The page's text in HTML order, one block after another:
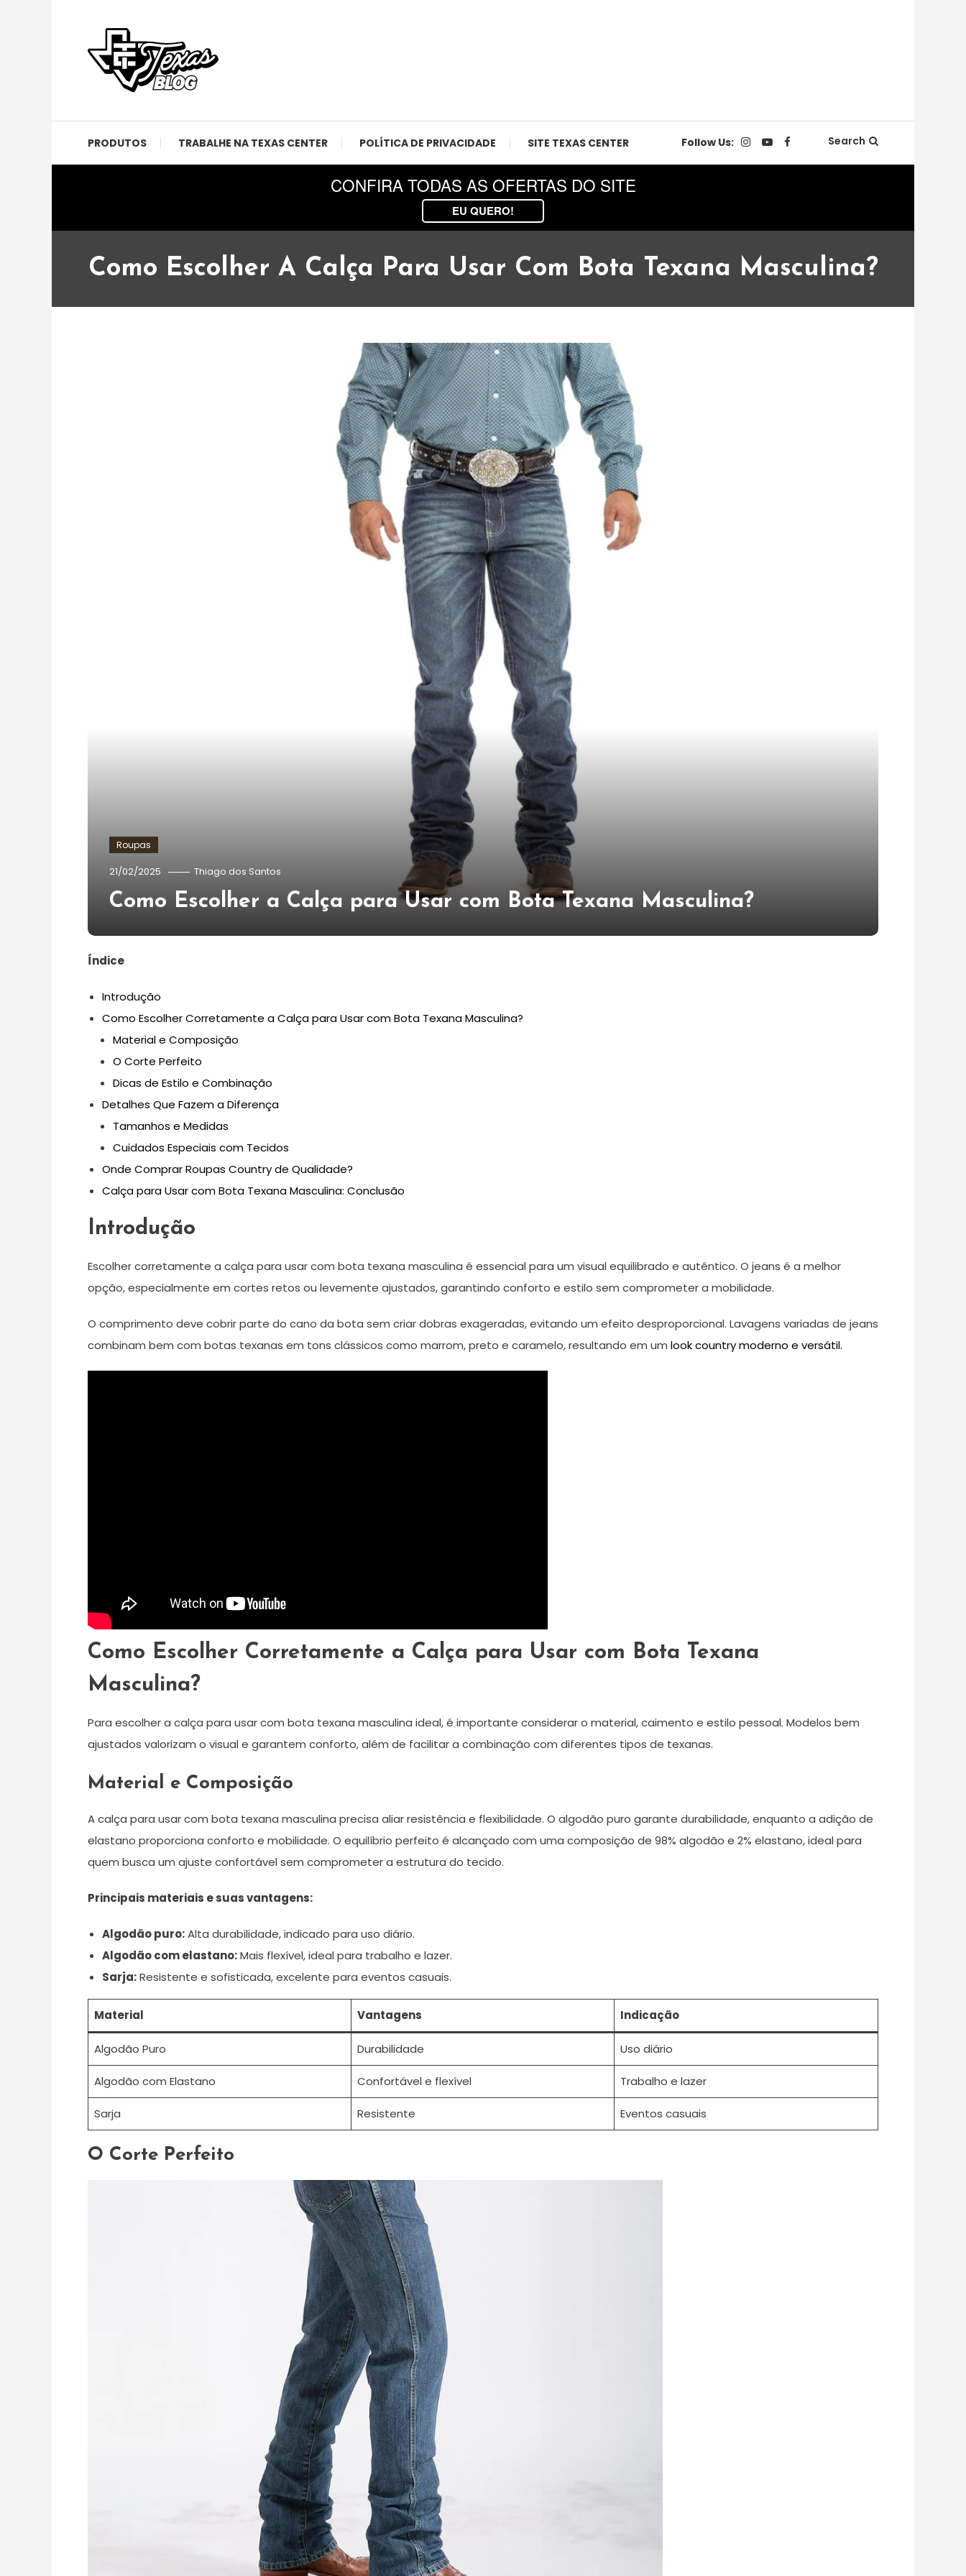
Content
PRODUTOS TRABALHE NA TEXAS CENTER POLÍTICA DE PRIVACIDADE SITE TEXAS CENTER Follow Us: Search
CONFIRA TODAS AS OFERTAS DO SITE
EU QUERO!
Como Escolher A Calça Para Usar Com Bota Texana Masculina​?
Roupas
21/02/2025 Thiago dos Santos
Como Escolher a Calça para Usar com Bota Texana Masculina​?
Índice
Introdução
Como Escolher Corretamente a Calça para Usar com Bota Texana Masculina?
Material e Composição
O Corte Perfeito
Dicas de Estilo e Combinação
Detalhes Que Fazem a Diferença
Tamanhos e Medidas
Cuidados Especiais com Tecidos
Onde Comprar Roupas Country de Qualidade?
Calça para Usar com Bota Texana Masculina: Conclusão
Introdução
Escolher corretamente a calça para usar com bota texana masculina é essencial para um visual equilibrado e autêntico. O jeans é a melhor
opção, especialmente em cortes retos ou levemente ajustados, garantindo conforto e estilo sem comprometer a mobilidade.
O comprimento deve cobrir parte do cano da bota sem criar dobras exageradas, evitando um efeito desproporcional. Lavagens variadas de jeans
combinam bem com botas texanas em tons clássicos como marrom, preto e caramelo, resultando em um look country moderno e versátil.
Como Escolher Corretamente a Calça para Usar com Bota Texana
Masculina?
Para escolher a calça para usar com bota texana masculina ideal, é importante considerar o material, caimento e estilo pessoal. Modelos bem
ajustados valorizam o visual e garantem conforto, além de facilitar a combinação com diferentes tipos de texanas.
Material e Composição
A calça para usar com bota texana masculina precisa aliar resistência e flexibilidade. O algodão puro garante durabilidade, enquanto a adição de
elastano proporciona conforto e mobilidade. O equilíbrio perfeito é alcançado com uma composição de 98% algodão e 2% elastano, ideal para
quem busca um ajuste confortável sem comprometer a estrutura do tecido.
Principais materiais e suas vantagens:
Algodão puro:Alta durabilidade, indicado para uso diário.
Algodão com elastano:Mais flexível, ideal para trabalho e lazer.
Sarja:Resistente e sofisticada, excelente para eventos casuais.
Material Vantagens Indicação
Algodão Puro Durabilidade Uso diário
Algodão com Elastano Confortável e flexível Trabalho e lazer
Sarja Resistente Eventos casuais
O Corte Perfeito